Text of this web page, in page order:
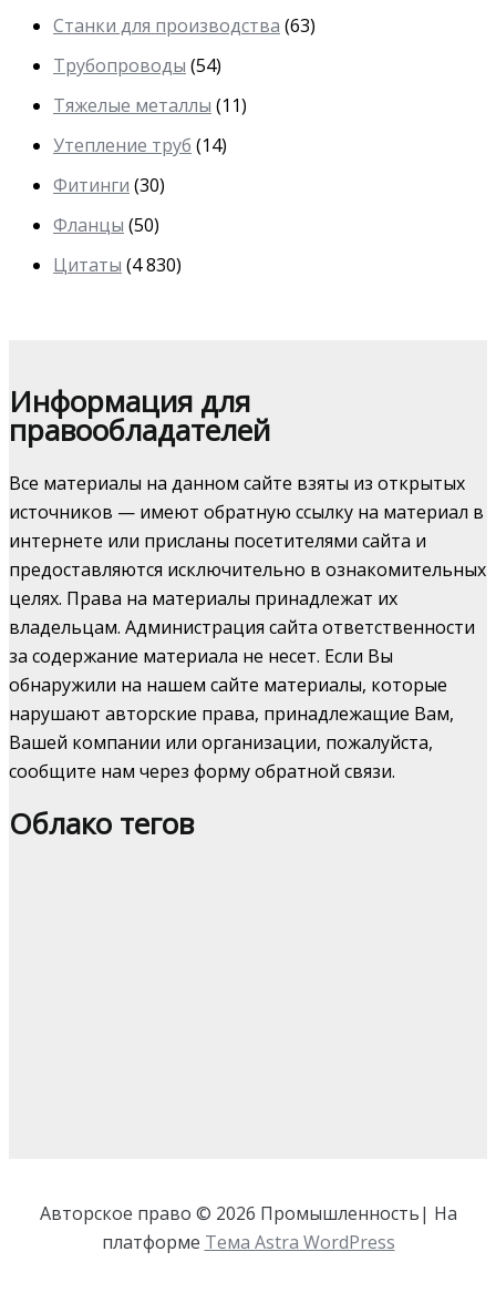
Станки для производства (63)
Трубопроводы (54)
Тяжелые металлы (11)
Утепление труб (14)
Фитинги (30)
Фланцы (50)
Цитаты (4 830)
Информация для
правообладателей
Все материалы на данном сайте взяты из открытых
источников — имеют обратную ссылку на материал в
интернете или присланы посетителями сайта и
предоставляются исключительно в ознакомительных
целях. Права на материалы принадлежат их
владельцам. Администрация сайта ответственности
за содержание материала не несет. Если Вы
обнаружили на нашем сайте материалы, которые
нарушают авторские права, принадлежащие Вам,
Вашей компании или организации, пожалуйста,
сообщите нам через форму обратной связи.
Облако тегов
Авторское право © 2026 Промышленность| На
платформе Тема Astra WordPress